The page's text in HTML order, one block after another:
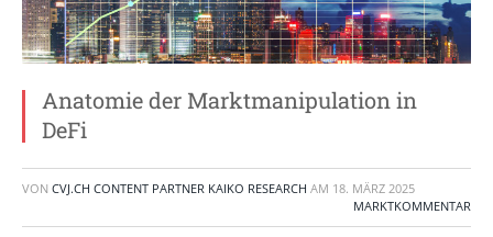
Anatomie der Marktmanipulation in
DeFi
VON CVJ.CH CONTENT PARTNER KAIKO RESEARCH AM 18. MÄRZ 2025
MARKTKOMMENTAR